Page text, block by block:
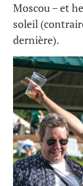
Moscou – et
soleil
dernière).